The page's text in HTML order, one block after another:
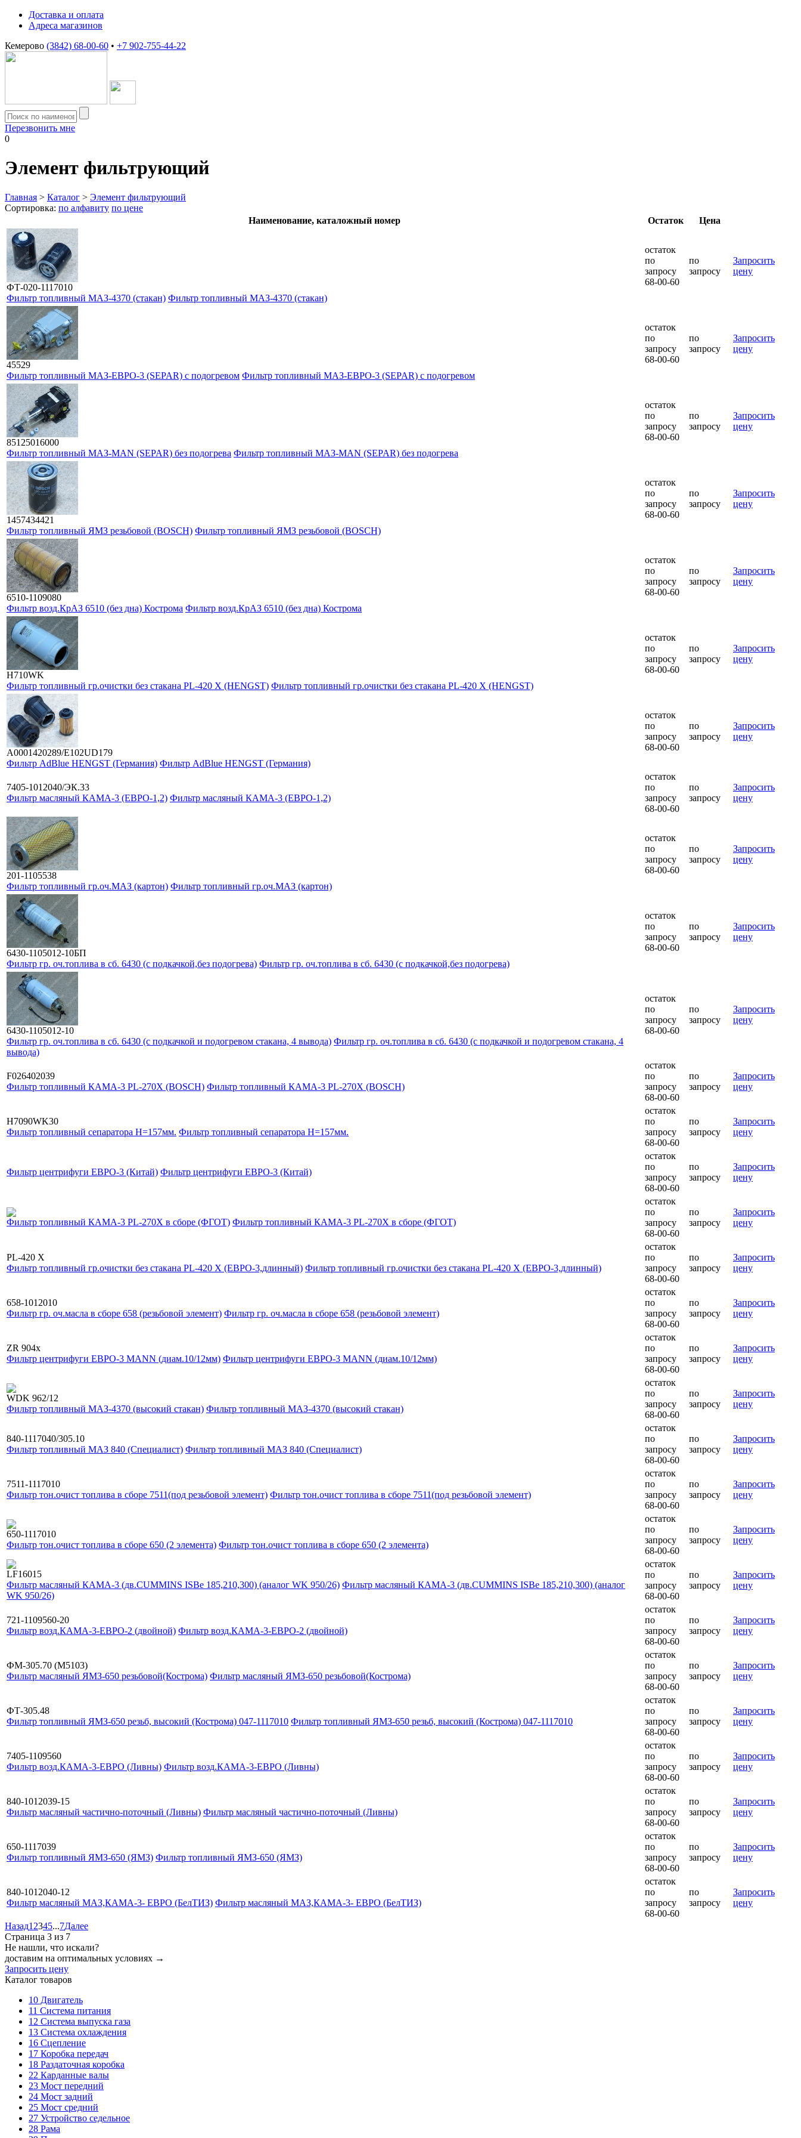
Доставка и оплата
Адреса магазинов
Кемерово (3842) 68-00-60 • +7 902-755-44-22
Перезвонить мне
0
Элемент фильтрующий
Главная > Каталог > Элемент фильтрующий
Сортировка: по алфавиту по цене
Наименование, каталожный номер
Остаток Цена
ФТ-020-1117010
Фильтр топливный МАЗ-4370 (стакан) Фильтр топливный МАЗ-4370 (стакан)
остаток
по
запросу
68-00-60
по
запросу
Запросить
цену
45529
Фильтр топливный МАЗ-ЕВРО-3 (SEPAR) с подогревом Фильтр топливный МАЗ-ЕВРО-3 (SEPAR) с подогревом
остаток
по
запросу
68-00-60
по
запросу
Запросить
цену
85125016000
Фильтр топливный МАЗ-MAN (SEPAR) без подогрева Фильтр топливный МАЗ-MAN (SEPAR) без подогрева
остаток
по
запросу
68-00-60
по
запросу
Запросить
цену
1457434421
Фильтр топливный ЯМЗ резьбовой (BOSCH) Фильтр топливный ЯМЗ резьбовой (BOSCH)
остаток
по
запросу
68-00-60
по
запросу
Запросить
цену
6510-1109080
Фильтр возд.КрАЗ 6510 (без дна) Кострома Фильтр возд.КрАЗ 6510 (без дна) Кострома
остаток
по
запросу
68-00-60
по
запросу
Запросить
цену
H710WK
Фильтр топливный гр.очистки без стакана PL-420 X (HENGST) Фильтр топливный гр.очистки без стакана PL-420 X (HENGST)
остаток
по
запросу
68-00-60
по
запросу
Запросить
цену
А0001420289/E102UD179
Фильтр AdBlue HENGST (Германия) Фильтр AdBlue HENGST (Германия)
остаток
по
запросу
68-00-60
по
запросу
Запросить
цену
7405-1012040/ЭК.33
Фильтр масляный КАМА-3 (ЕВРО-1,2) Фильтр масляный КАМА-3 (ЕВРО-1,2)
остаток
по
запросу
68-00-60
по
запросу
Запросить
цену
201-1105538
Фильтр топливный гр.оч.МАЗ (картон) Фильтр топливный гр.оч.МАЗ (картон)
остаток
по
запросу
68-00-60
по
запросу
Запросить
цену
6430-1105012-10БП
Фильтр гр. оч.топлива в сб. 6430 (с подкачкой,без подогрева) Фильтр гр. оч.топлива в сб. 6430 (с подкачкой,без подогрева)
остаток
по
запросу
68-00-60
по
запросу
Запросить
цену
6430-1105012-10
Фильтр гр. оч.топлива в сб. 6430 (с подкачкой и подогревом стакана, 4 вывода) Фильтр гр. оч.топлива в сб. 6430 (с подкачкой и подогревом стакана, 4
вывода)
остаток
по
запросу
68-00-60
по
запросу
Запросить
цену
F026402039
Фильтр топливный КАМА-3 PL-270Х (BOSCH) Фильтр топливный КАМА-3 PL-270Х (BOSCH)
остаток
по
запросу
68-00-60
по
запросу
Запросить
цену
H7090WK30
Фильтр топливный сепаратора Н=157мм. Фильтр топливный сепаратора Н=157мм.
остаток
по
запросу
68-00-60
по
запросу
Запросить
цену
Фильтр центрифуги ЕВРО-3 (Китай) Фильтр центрифуги ЕВРО-3 (Китай)
остаток
по
запросу
68-00-60
по
запросу
Запросить
цену
Фильтр топливный КАМА-3 PL-270Х в сборе (ФГОТ) Фильтр топливный КАМА-3 PL-270Х в сборе (ФГОТ)
остаток
по
запросу
68-00-60
по
запросу
Запросить
цену
PL-420 X
Фильтр топливный гр.очистки без стакана PL-420 X (ЕВРО-3,длинный) Фильтр топливный гр.очистки без стакана PL-420 X (ЕВРО-3,длинный)
остаток
по
запросу
68-00-60
по
запросу
Запросить
цену
658-1012010
Фильтр гр. оч.масла в сборе 658 (резьбовой элемент) Фильтр гр. оч.масла в сборе 658 (резьбовой элемент)
остаток
по
запросу
68-00-60
по
запросу
Запросить
цену
ZR 904x
Фильтр центрифуги ЕВРО-3 MANN (диам.10/12мм) Фильтр центрифуги ЕВРО-3 MANN (диам.10/12мм)
остаток
по
запросу
68-00-60
по
запросу
Запросить
цену
WDK 962/12
Фильтр топливный МАЗ-4370 (высокий стакан) Фильтр топливный МАЗ-4370 (высокий стакан)
остаток
по
запросу
68-00-60
по
запросу
Запросить
цену
840-1117040/305.10
Фильтр топливный МАЗ 840 (Специалист) Фильтр топливный МАЗ 840 (Специалист)
остаток
по
запросу
68-00-60
по
запросу
Запросить
цену
7511-1117010
Фильтр тон.очист топлива в сборе 7511(под резьбовой элемент) Фильтр тон.очист топлива в сборе 7511(под резьбовой элемент)
остаток
по
запросу
68-00-60
по
запросу
Запросить
цену
650-1117010
Фильтр тон.очист топлива в сборе 650 (2 элемента) Фильтр тон.очист топлива в сборе 650 (2 элемента)
остаток
по
запросу
68-00-60
по
запросу
Запросить
цену
LF16015
Фильтр масляный КАМА-3 (дв.CUMMINS ISBe 185,210,300) (аналог WK 950/26) Фильтр масляный КАМА-3 (дв.CUMMINS ISBe 185,210,300) (аналог
WK 950/26)
остаток
по
запросу
68-00-60
по
запросу
Запросить
цену
721-1109560-20
Фильтр возд.КАМА-3-ЕВРО-2 (двойной) Фильтр возд.КАМА-3-ЕВРО-2 (двойной)
остаток
по
запросу
68-00-60
по
запросу
Запросить
цену
ФМ-305.70 (М5103)
Фильтр масляный ЯМЗ-650 резьбовой(Кострома) Фильтр масляный ЯМЗ-650 резьбовой(Кострома)
остаток
по
запросу
68-00-60
по
запросу
Запросить
цену
ФТ-305.48
Фильтр топливный ЯМЗ-650 резьб, высокий (Кострома) 047-1117010 Фильтр топливный ЯМЗ-650 резьб, высокий (Кострома) 047-1117010
остаток
по
запросу
68-00-60
по
запросу
Запросить
цену
7405-1109560
Фильтр возд.КАМА-3-ЕВРО (Ливны) Фильтр возд.КАМА-3-ЕВРО (Ливны)
остаток
по
запросу
68-00-60
по
запросу
Запросить
цену
840-1012039-15
Фильтр масляный частично-поточный (Ливны) Фильтр масляный частично-поточный (Ливны)
остаток
по
запросу
68-00-60
по
запросу
Запросить
цену
650-1117039
Фильтр топливный ЯМЗ-650 (ЯМЗ) Фильтр топливный ЯМЗ-650 (ЯМЗ)
остаток
по
запросу
68-00-60
по
запросу
Запросить
цену
840-1012040-12
Фильтр масляный МАЗ,КАМА-3- ЕВРО (БелТИЗ) Фильтр масляный МАЗ,КАМА-3- ЕВРО (БелТИЗ)
остаток
по
запросу
68-00-60
по
запросу
Запросить
цену
Назад1 2345...7Далее
Страница 3 из 7
Не нашли, что искали?
доставим на оптимальных условиях →
Запросить цену
Каталог товаров
10 Двигатель
11 Система питания
12 Система выпуска газа
13 Система охлаждения
16 Сцепление
17 Коробка передач
18 Раздаточная коробка
22 Карданные валы
23 Мост передний
24 Мост задний
25 Мост средний
27 Устройство седельное
28 Рама